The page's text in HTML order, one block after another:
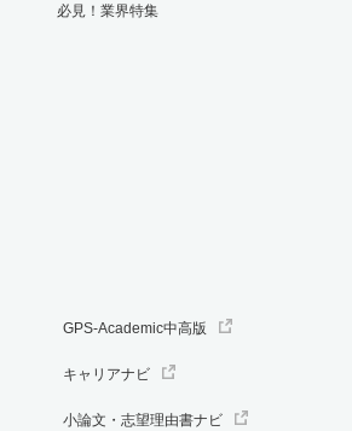
必見！業界特集
GPS-Academic中高版
キャリアナビ
小論文・志望理由書ナビ